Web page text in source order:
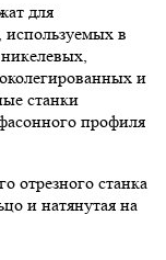
для
используемых в
и
станки
профиля
отрезного станка
и натянутая на